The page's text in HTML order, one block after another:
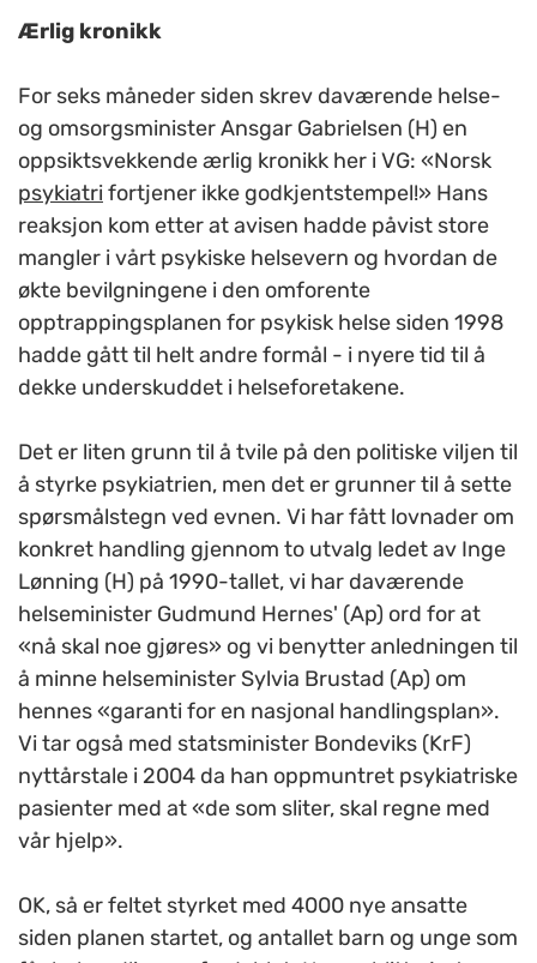
Ærlig kronikk
For seks måneder siden skrev daværende helse-
og omsorgsminister Ansgar Gabrielsen (H) en
oppsiktsvekkende ærlig kronikk her i VG: «Norsk
psykiatrifortjener ikke godkjentstempel!» Hans
reaksjon kom etter at avisen hadde påvist store
mangler i vårt psykiske helsevern og hvordan de
økte bevilgningene i den omforente
opptrappingsplanen for psykisk helse siden 1998
hadde gått til helt andre formål - i nyere tid til å
dekke underskuddet i helseforetakene.
Det er liten grunn til å tvile på den politiske viljen til
å styrke psykiatrien, men det er grunner til å sette
spørsmålstegn ved evnen. Vi har fått lovnader om
konkret handling gjennom to utvalg ledet av Inge
Lønning (H) på 1990-tallet, vi har daværende
helseminister Gudmund Hernes' (Ap) ord for at
«nå skal noe gjøres» og vi benytter anledningen til
å minne helseminister Sylvia Brustad (Ap) om
hennes «garanti for en nasjonal handlingsplan».
Vi tar også med statsminister Bondeviks (KrF)
nyttårstale i 2004 da han oppmuntret psykiatriske
pasienter med at «de som sliter, skal regne med
vår hjelp».
OK, så er feltet styrket med 4000 nye ansatte
siden planen startet, og antallet barn og unge som